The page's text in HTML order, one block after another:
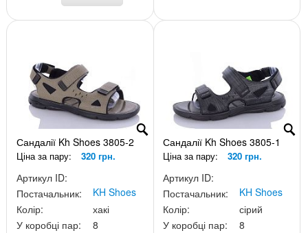
Сандалії Kh Shoes 3805-2
Ціна за пару: 320 грн.
Артикул ID:
Постачальник:
KH Shoes
Колір:
хакі
У коробці пар:
8
Сандалії Kh Shoes 3805-1
Ціна за пару: 320 грн.
Артикул ID:
Постачальник:
KH Shoes
Колір:
сірий
У коробці пар:
8